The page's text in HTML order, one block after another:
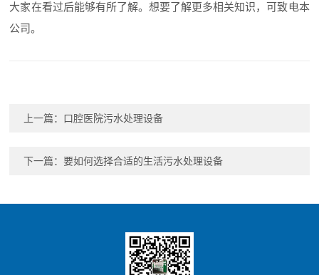
大家在看过后能够有所了解。想要了解更多相关知识，可致电本
公司。
上一篇： 口腔医院污水处理设备
下一篇：要如何选择合适的生活污水处理设备